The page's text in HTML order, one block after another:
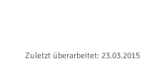
Zuletzt überarbeitet: 23.03.2015